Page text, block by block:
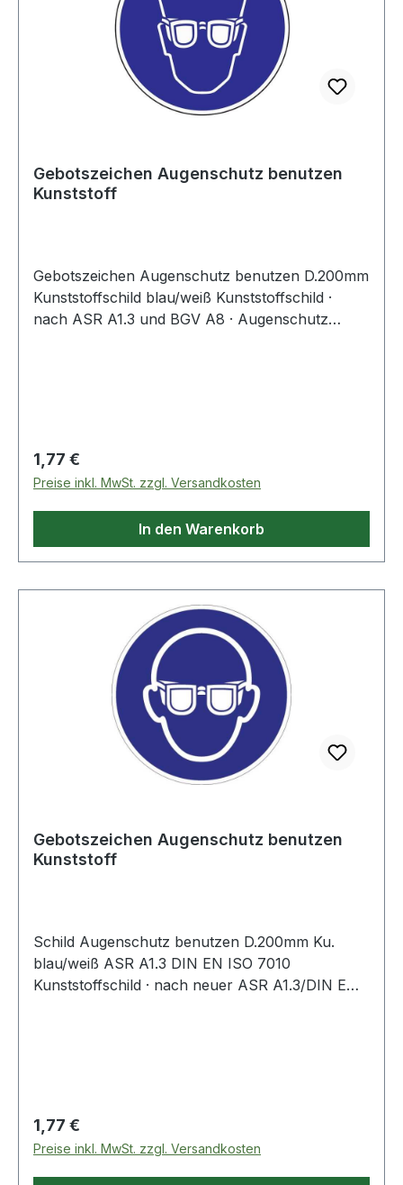
Gebotszeichen Augenschutz benutzen
Kunststoff
Gebotszeichen Augenschutz benutzen D.200mm
Kunststoffschild blau/weiß Kunststoffschild ·
nach ASR A1.3 und BGV A8 · Augenschutz
Regulärer Preis:
1,77 €
Preise inkl. MwSt. zzgl. Versandkosten
In den Warenkorb
Gebotszeichen Augenschutz benutzen
Kunststoff
Schild Augenschutz benutzen D.200mm Ku.
blau/weiß ASR A1.3 DIN EN ISO 7010
Kunststoffschild · nach neuer ASR A1.3/DIN EN
Regulärer Preis:
1,77 €
Preise inkl. MwSt. zzgl. Versandkosten